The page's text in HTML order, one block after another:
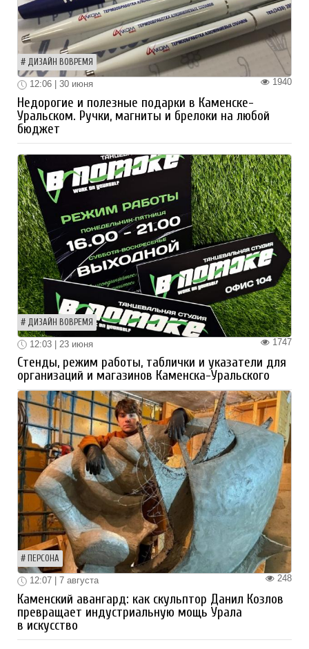
ДИЗАЙН ВОВРЕМЯ
1940
12:06 | 30 июня
Недорогие и полезные подарки в Каменске-
Уральском. Ручки, магниты и брелоки на любой
бюджет
ДИЗАЙН ВОВРЕМЯ
1747
12:03 | 23 июня
Стенды, режим работы, таблички и указатели для
организаций и магазинов Каменска-Уральского
ПЕРСОНА
248
12:07 | 7 августа
Каменский авангард: как скульптор Данил Козлов
превращает индустриальную мощь Урала
в искусство